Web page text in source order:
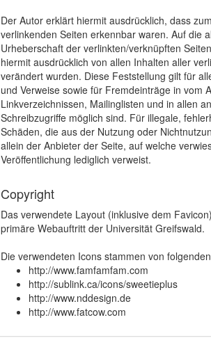
Der Autor erklärt hiermit ausdrücklich, dass
verlinkenden Seiten erkennbar waren. Auf die
Urheberschaft der verlinkten/verknüpften
hiermit ausdrücklich von allen Inhalten aller
verändert wurden. Diese Feststellung gilt für
und Verweise sowie für Fremdeinträge in vom
Linkverzeichnissen, Mailinglisten und in allen
Schreibzugriffe möglich sind. Für illegale,
Schäden, die aus der Nutzung oder
allein der Anbieter der Seite, auf welche
Veröffentlichung lediglich verweist.
Copyright
Das verwendete Layout (inklusive dem
primäre Webauftritt der Universität Greifswald.
Die verwendeten Icons stammen von
http://www.famfamfam.com
http://sublink.ca/icons/sweetieplus
http://www.nddesign.de
http://www.fatcow.com